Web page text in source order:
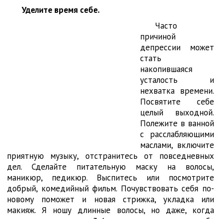
Уделите время себе.
Часто
причиной
депрессии может
стать
накопившаяся
усталость и
нехватка времени.
Посвятите себе
целый выходной.
Полежите в ванной
с расслабляющими
маслами, включите
приятную музыку, отстранитесь от повседневных
дел. Сделайте питательную маску на волосы,
маникюр, педикюр. Выспитесь или посмотрите
добрый, комедийный фильм. Почувствовать себя по-
новому поможет и новая стрижка, укладка или
макияж. Я ношу длинные волосы, но даже, когда